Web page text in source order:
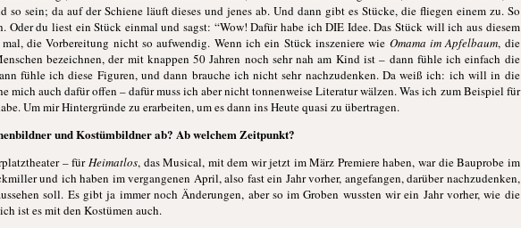
sein; da auf der Schiene läuft dieses und jenes ab. Und dann gibt es Stücke, die fliegen einem zu. So
Oder du liest ein Stück einmal und sagst: “Wow! Dafür habe ich DIE Idee. Das Stück will ich aus diesem
die Vorbereitung nicht so aufwendig. Wenn ich ein Stück inszeniere wie Omama im Apfelbaum, die
bezeichnen, der mit knappen 50 Jahren noch sehr nah am Kind ist – dann fühle ich einfach die
fühle ich diese Figuren, und dann brauche ich nicht sehr nachzudenken. Da weiß ich: ich will in die
mich auch dafür offen – dafür muss ich aber nicht tonnenweise Literatur wälzen. Was ich zum Beispiel für
Um mir Hintergründe zu erarbeiten, um es dann ins Heute quasi zu übertragen.
und Kostümbildner ab? Ab welchem Zeitpunkt?
– fürHeimatlos, das Musical, mit dem wir jetzt im März Premiere haben, war die Bauprobe im
und ich haben im vergangenen April, also fast ein Jahr vorher, angefangen, darüber nachzudenken,
soll. Es gibt ja immer noch Änderungen, aber so im Groben wussten wir ein Jahr vorher, wie die
ist es mit den Kostümen auch.